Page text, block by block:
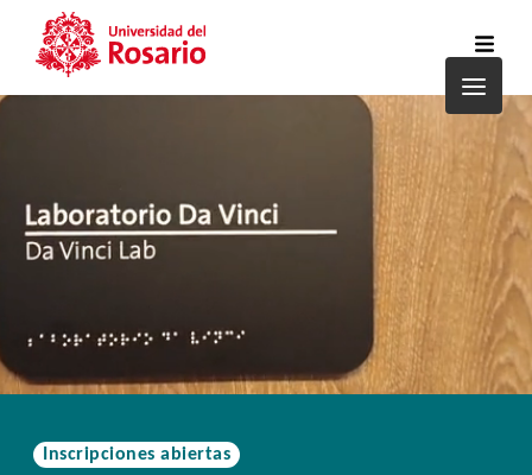
Pasar al contenido principal
Inscripciones abiertas